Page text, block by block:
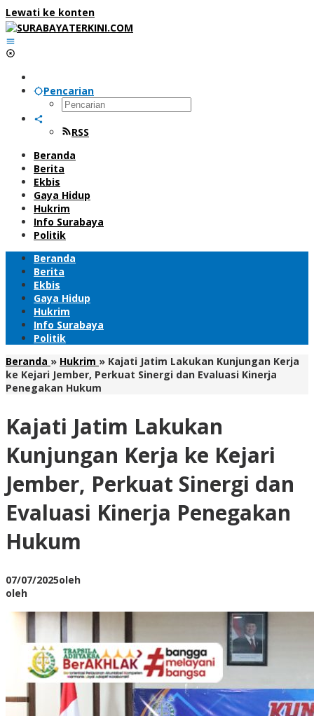
Lewati ke konten
Pencarian
RSS
Beranda
Berita
Ekbis
Gaya Hidup
Hukrim
Info Surabaya
Politik
Beranda
Berita
Ekbis
Gaya Hidup
Hukrim
Info Surabaya
Politik
Beranda » Hukrim » Kajati Jatim Lakukan Kunjungan Kerja
ke Kejari Jember, Perkuat Sinergi dan Evaluasi Kinerja
Penegakan Hukum
Kajati Jatim Lakukan
Kunjungan Kerja ke Kejari
Jember, Perkuat Sinergi dan
Evaluasi Kinerja Penegakan
Hukum
07/07/2025oleh
oleh